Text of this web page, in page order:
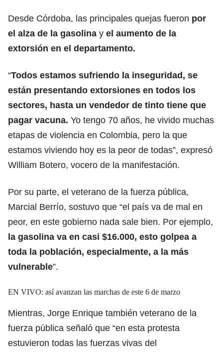
Desde Córdoba, las principales quejas fueron por
el alza de la gasolina y el aumento de la
extorsión en el departamento.
“Todos estamos sufriendo la inseguridad, se
están presentando extorsiones en todos los
sectores, hasta un vendedor de tinto tiene que
pagar vacuna. Yo tengo 70 años, he vivido muchas
etapas de violencia en Colombia, pero la que
estamos viviendo hoy es la peor de todas”, expresó
William Botero, vocero de la manifestación.
Por su parte, el veterano de la fuerza pública,
Marcial Berrío, sostuvo que “el país va de mal en
peor, en este gobierno nada sale bien. Por ejemplo,
la gasolina va en casi $16.000, esto golpea a
toda la población, especialmente, a la más
vulnerable”.
EN VIVO: así avanzan las marchas de este 6 de marzo
Mientras, Jorge Enrique también veterano de la
fuerza pública señaló que “en esta protesta
estuvieron todas las fuerzas vivas del